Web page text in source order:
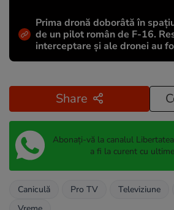
Prima dronă doborâtă în
de un pilot român de F-16.
interceptare și ale dronei au
Share
Abonați-vă la canalul
a fi la curent cu
Caniculă Pro TV Televiziune